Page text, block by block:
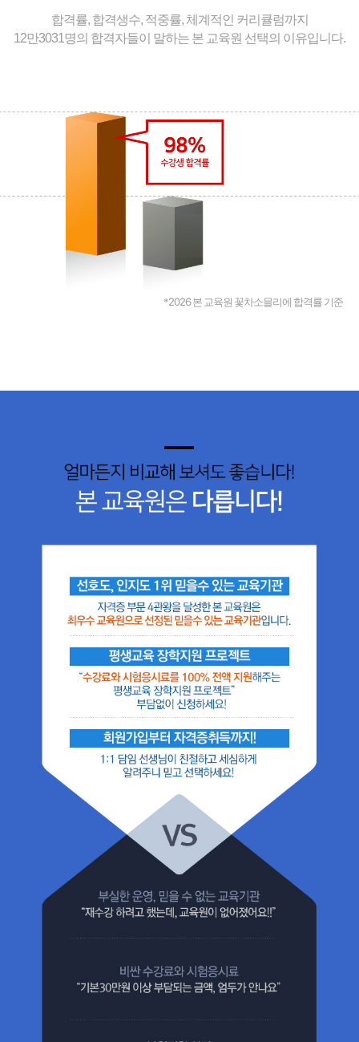
합격률, 합격생수, 적중률, 체계적인 커리큘럼까지
12만3031명의 합격자들이 말하는 본 교육원 선택의 이유입니다.
*2026본 교육원 꽃차소믈리에 합격률 기준